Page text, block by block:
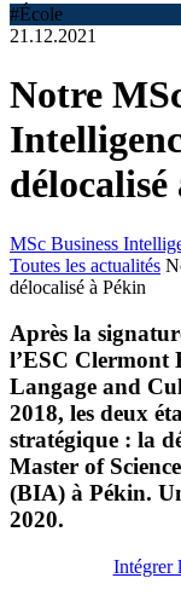
#École
21.12.2021
Notre
MSc Business
Toutes les actualités
délocalisé à Pékin
Après la
l’ESC Clermont
Langage and
2018, les deux
stratégique : la
Master of
(BIA) à Pékin.
2020.
Intégrer